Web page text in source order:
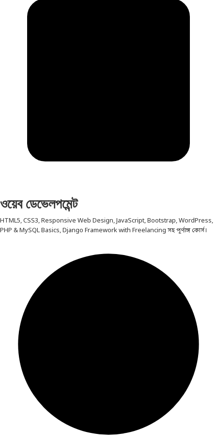
ওয়েব ডেভেলপমেন্ট
HTML5, CSS3, Responsive Web Design, JavaScript, Bootstrap, WordPress,
PHP & MySQL Basics, Django Framework with Freelancing সহ পূর্ণাঙ্গ কোর্স।